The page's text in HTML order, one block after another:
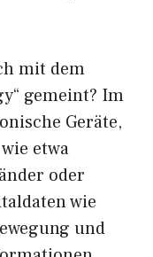
mit dem
gemeint? Im
Geräte,
etwa
oder
wie
und